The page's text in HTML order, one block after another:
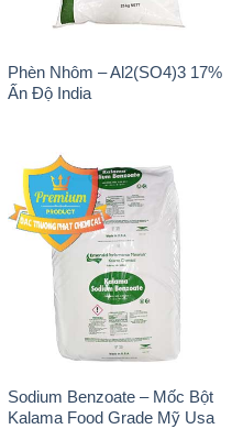
Phèn Nhôm – Al2(SO4)3 17%
Ấn Độ India
Sodium Benzoate – Mốc Bột
Kalama Food Grade Mỹ Usa